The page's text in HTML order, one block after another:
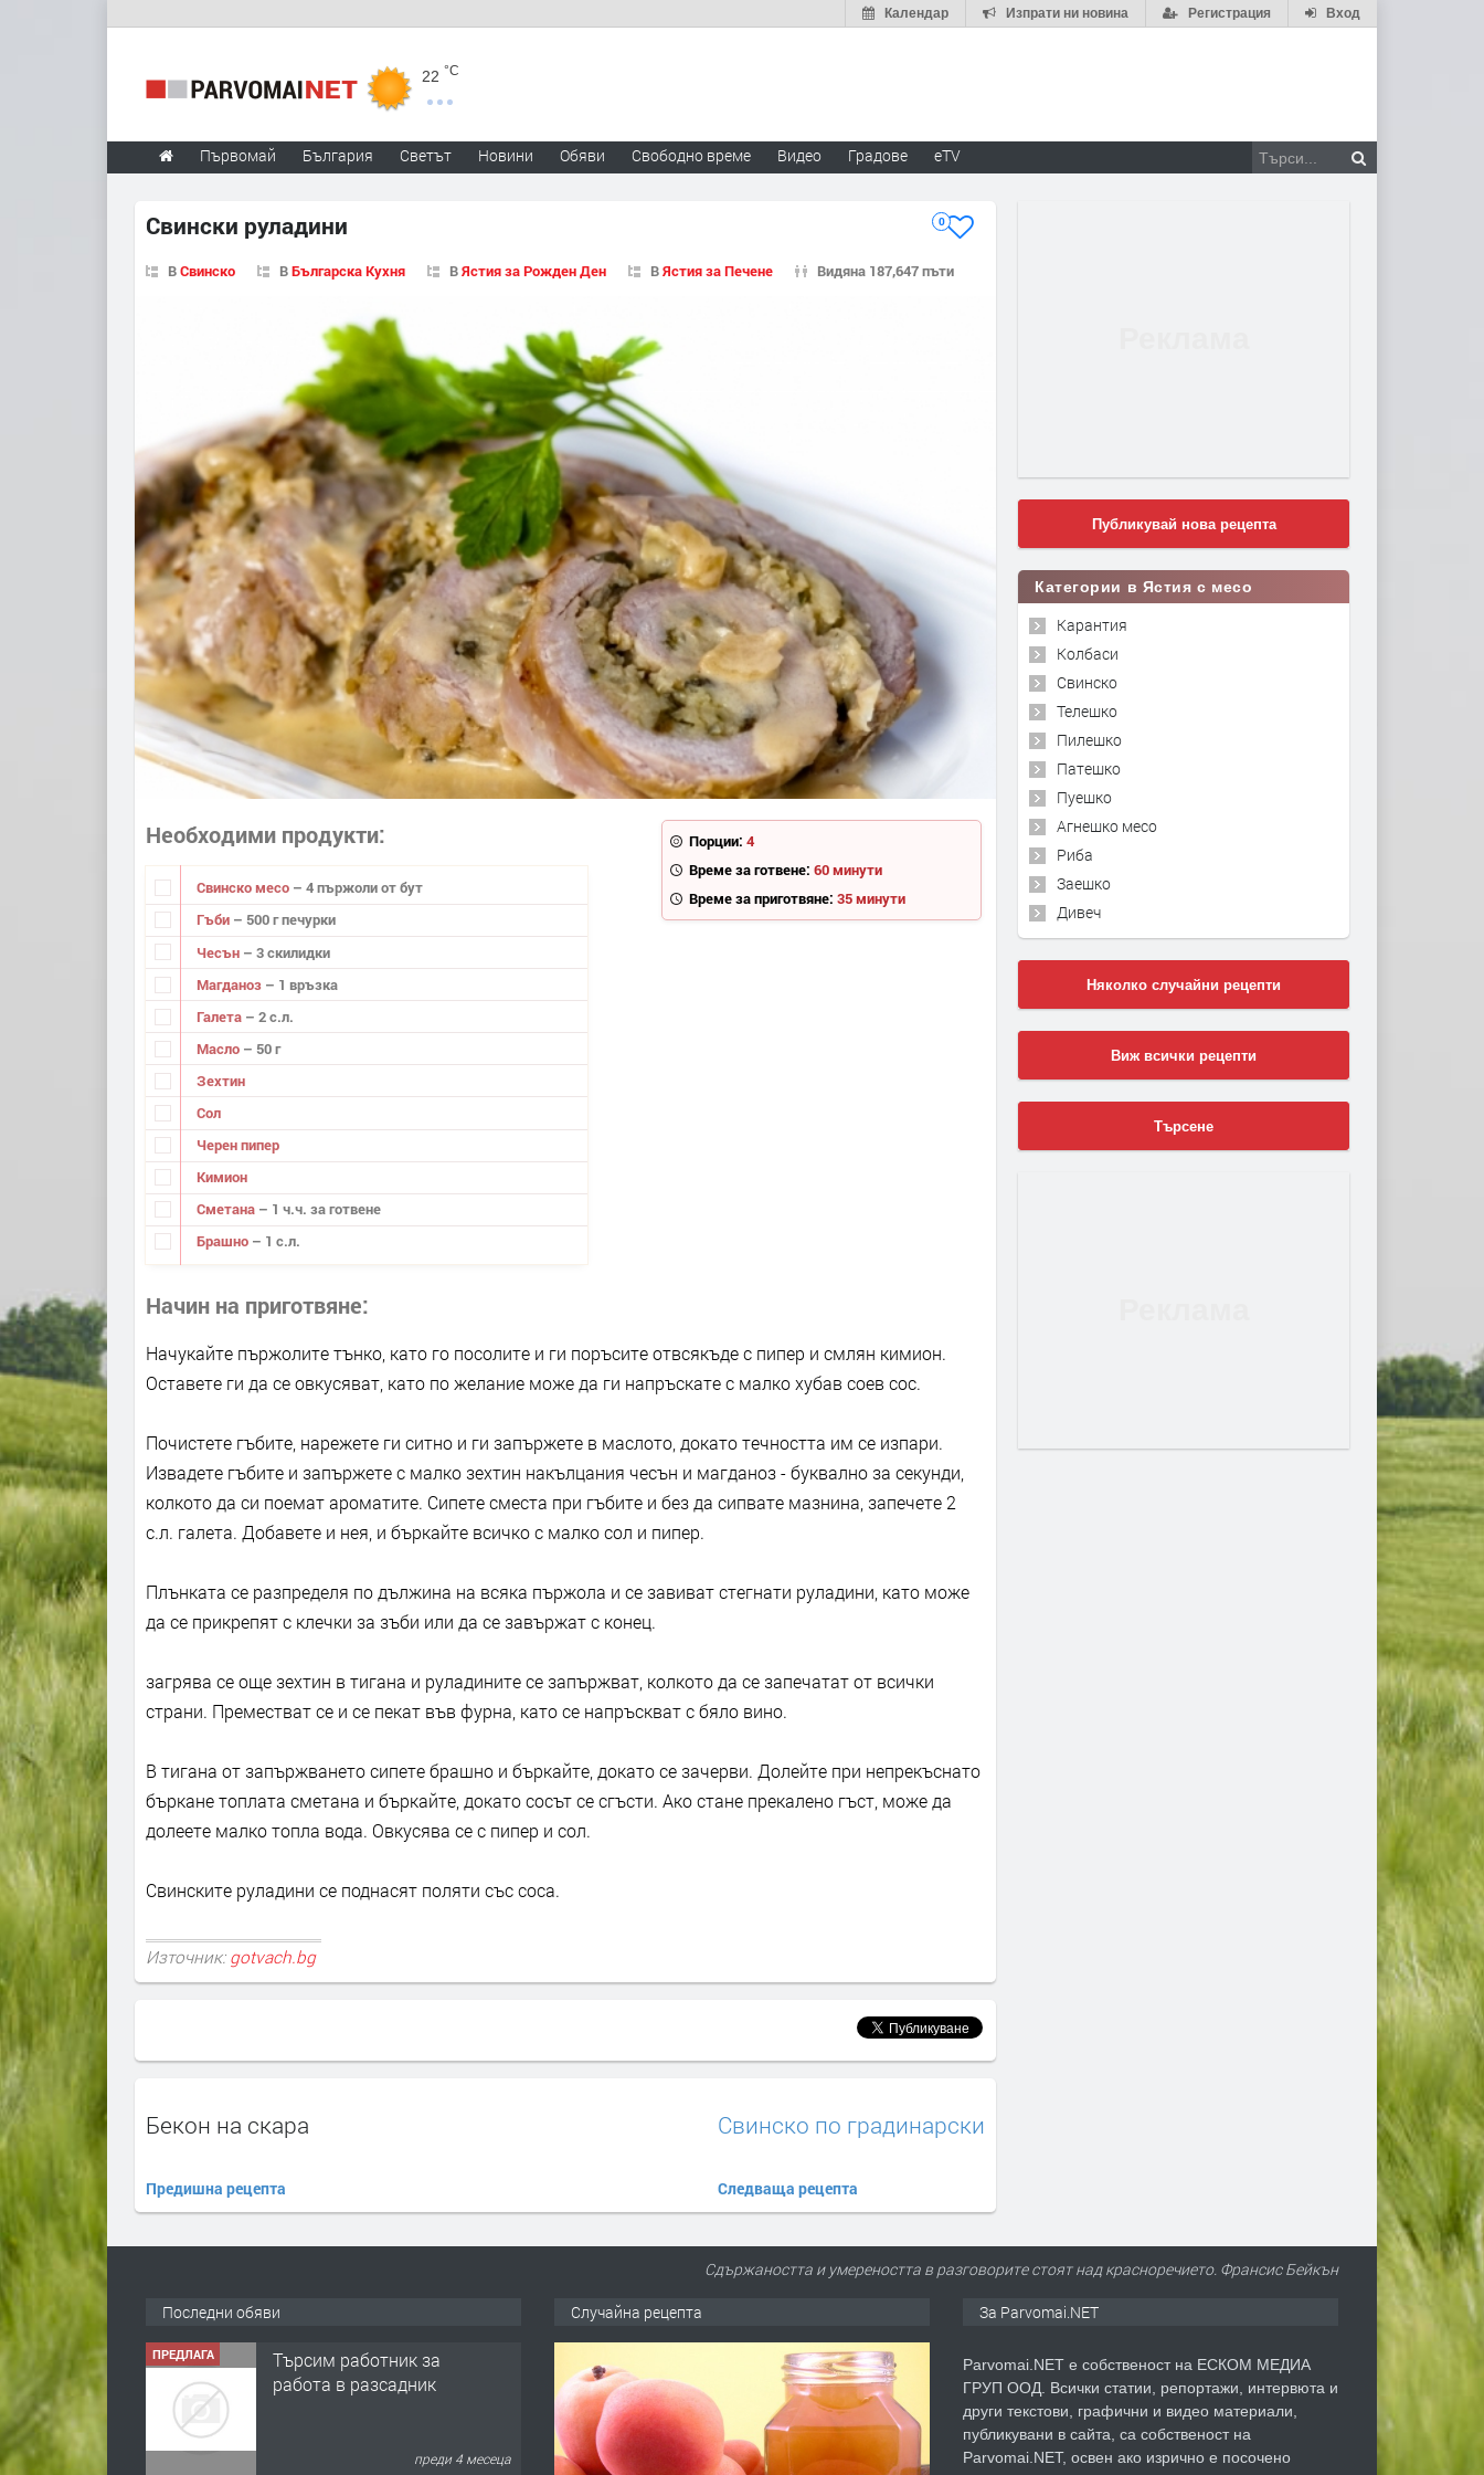
Вход
Регистрация
Изпрати ни новина
Календар
22 °C
Първомай България Светът Новини Обяви Свободно време Видео Градове eTV
Свински руладини 0
ВСвинско ВБългарска Кухня ВЯстия за Рожден Ден ВЯстия за Печене Видяна 187,647 пъти
Порции: 4
Време за готвене: 60 минути
Време за приготвяне: 35 минути
Необходими продукти
Свинско месо – 4 пържоли от бут
Гъби – 500 г печурки
Чесън – 3 скилидки
Магданоз – 1 връзка
Галета – 2 с.л.
Масло – 50 г
Зехтин
Сол
Черен пипер
Кимион
Сметана – 1 ч.ч. за готвене
Брашно – 1 с.л.
Начин на приготвяне
Начукайте пържолите тънко, като го посолите и ги поръсите отвсякъде с пипер и смлян кимион.
Оставете ги да се овкусяват, като по желание може да ги напръскате с малко хубав соев сос.
Почистете гъбите, нарежете ги ситно и ги запържете в маслото, докато течността им се изпари.
Извадете гъбите и запържете с малко зехтин накълцания чесън и магданоз - буквално за секунди,
колкото да си поемат ароматите. Сипете сместа при гъбите и без да сипвате мазнина, запечете 2
с.л. галета. Добавете и нея, и бъркайте всичко с малко сол и пипер.
Плънката се разпределя по дължина на всяка пържола и се завиват стегнати руладини, като може
да се прикрепят с клечки за зъби или да се завържат с конец.
загрява се още зехтин в тигана и руладините се запържват, колкото да се запечатат от всички
страни. Преместват се и се пекат във фурна, като се напръскват с бяло вино.
В тигана от запържването сипете брашно и бъркайте, докато се зачерви. Долейте при непрекъснато
бъркане топлата сметана и бъркайте, докато сосът се сгъсти. Ако стане прекалено гъст, може да
долеете малко топла вода. Овкусява се с пипер и сол.
Свинските руладини се поднасят поляти със соса.
Източник: gotvach.bg
Бекон на скара
Предишна рецепта
Свинско по градинарски
Следваща рецепта
Публикувай нова рецепта
Категории в Ястия с месо
Карантия
Колбаси
Свинско
Телешко
Пилешко
Патешко
Пуешко
Агнешко месо
Риба
Заешко
Дивеч
Няколко случайни рецепти
Виж всички рецепти
Търсене
Сдържаността и умереността в разговорите стоят над красноречието. Франсис Бейкън
Последни обяви
ПРЕДЛАГА
Търсим работник за
работа в разсадник
преди 4 месеца
Случайна рецепта За Parvomai.NET
Parvomai.NET е собственост на ЕСКОМ МЕДИА
ГРУП ООД. Всички статии, репортажи, интервюта и
други текстови, графични и видео материали,
публикувани в сайта, са собственост на
Parvomai.NET, освен ако изрично е посочено